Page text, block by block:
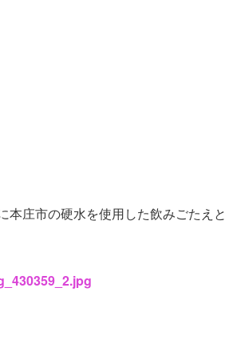
庄市の硬水を使用した飲みごたえと